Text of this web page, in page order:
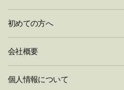
初めての方へ
会社概要
個人情報について